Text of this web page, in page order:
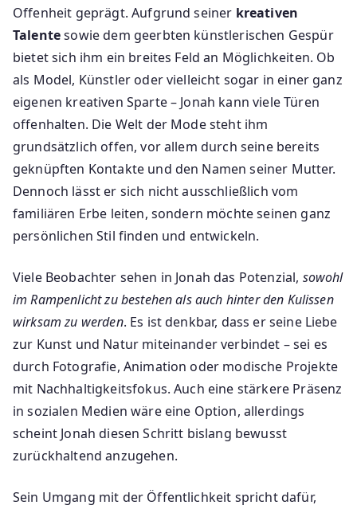
Offenheit geprägt. Aufgrund seiner kreativen
Talentesowie dem geerbten künstlerischen Gespür
bietet sich ihm ein breites Feld an Möglichkeiten. Ob
als Model, Künstler oder vielleicht sogar in einer ganz
eigenen kreativen Sparte – Jonah kann viele Türen
offenhalten. Die Welt der Mode steht ihm
grundsätzlich offen, vor allem durch seine bereits
geknüpften Kontakte und den Namen seiner Mutter.
Dennoch lässt er sich nicht ausschließlich vom
familiären Erbe leiten, sondern möchte seinen ganz
persönlichen Stil finden und entwickeln.
Viele Beobachter sehen in Jonah das Potenzial, sowohl
im Rampenlicht zu bestehen als auch hinter den Kulissen
wirksam zu werden. Es ist denkbar, dass er seine Liebe
zur Kunst und Natur miteinander verbindet – sei es
durch Fotografie, Animation oder modische Projekte
mit Nachhaltigkeitsfokus. Auch eine stärkere Präsenz
in sozialen Medien wäre eine Option, allerdings
scheint Jonah diesen Schritt bislang bewusst
zurückhaltend anzugehen.
Sein Umgang mit der Öffentlichkeit spricht dafür,